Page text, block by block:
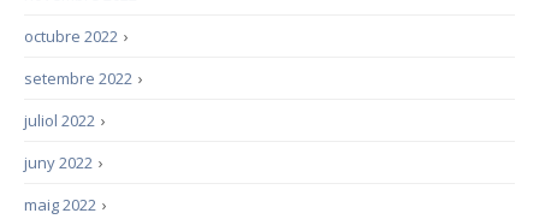
›
octubre 2022
›
setembre 2022
›
juliol 2022
›
juny 2022
›
maig 2022